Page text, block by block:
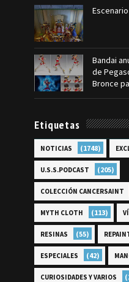
Bandai
de
Bronce
Etiquetas
NOTICIAS (1748)
U.S.S.PODCAST (205)
COLECCIÓN CANCERSAINT
MYTH CLOTH (113)
RESINAS (55)
ESPECIALES (42)
CURIOSIDADES Y VARIOS